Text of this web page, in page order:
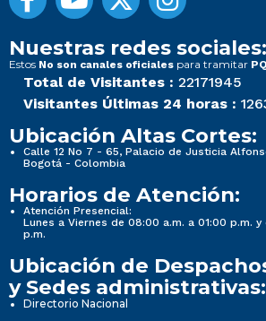
Nuestras redes sociales:
Estos No son canales oficiales para tramitar
Total de Visitantes : 22171945
Visitantes Últimas 24 horas :
Ubicación Altas Cortes:
Calle 12 No 7 - 65, Palacio de Justicia
Bogotá - Colombia
Horarios de Atención:
Atención Presencial:
Lunes a Viernes de 08:00 a.m. a 01:00 p.m.
p.m.
Ubicación de
y Sedes administrativas:
Directorio Nacional